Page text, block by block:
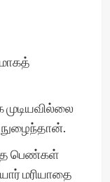
பெண்கள்
மரியாதை